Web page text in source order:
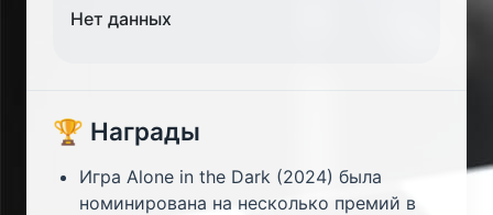
Нет данных
🏆 Награды
Игра Alone in the Dark (2024) была
номинирована на несколько премий в